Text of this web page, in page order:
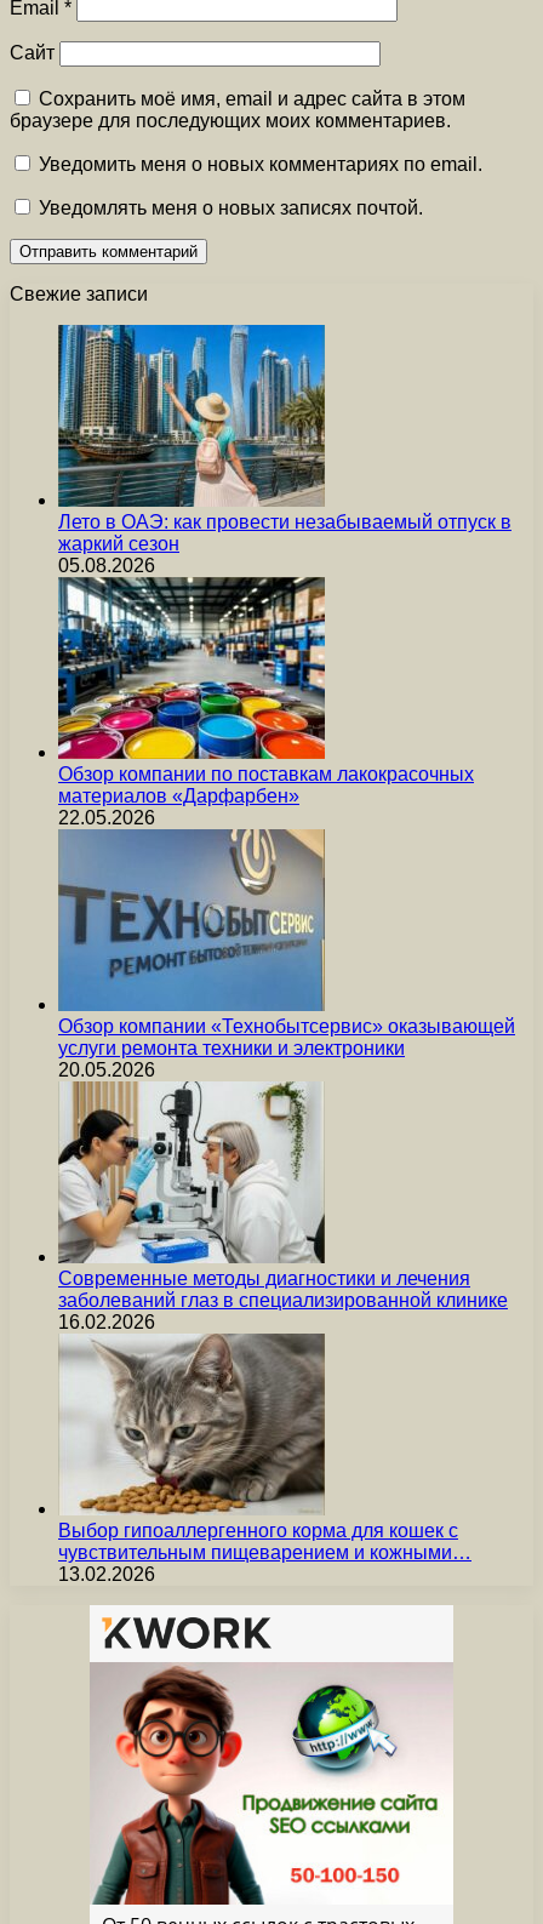
Email *
Сайт
Сохранить моё имя, email и адрес сайта в этом
браузере для последующих моих комментариев.
Уведомить меня о новых комментариях по email.
Уведомлять меня о новых записях почтой.
Свежие записи
Лето в ОАЭ: как провести незабываемый отпуск в
жаркий сезон
05.08.2026
Обзор компании по поставкам лакокрасочных
материалов «Дарфарбен»
22.05.2026
Обзор компании «Технобытсервис» оказывающей
услуги ремонта техники и электроники
20.05.2026
Современные методы диагностики и лечения
заболеваний глаз в специализированной клинике
16.02.2026
Выбор гипоаллергенного корма для кошек с
чувствительным пищеварением и кожными…
13.02.2026